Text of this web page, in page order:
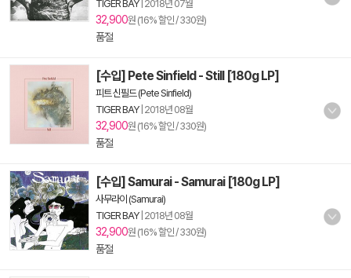
TIGER BAY| 2018년 07월
32,900원 (16% 할인 / 330원)
품절
[수입] Pete Sinfield - Still [180g LP]
피트 신필드 (Pete Sinfield)
TIGER BAY| 2018년 08월
32,900원 (16% 할인 / 330원)
품절
[수입] Samurai - Samurai [180g LP]
사무라이 (Samurai)
TIGER BAY| 2018년 08월
32,900원 (16% 할인 / 330원)
품절